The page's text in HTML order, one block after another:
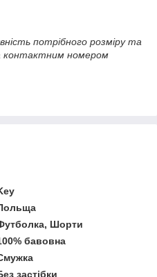
потрібного розміру та
контактним номером
Шорти
бавовна
застібки